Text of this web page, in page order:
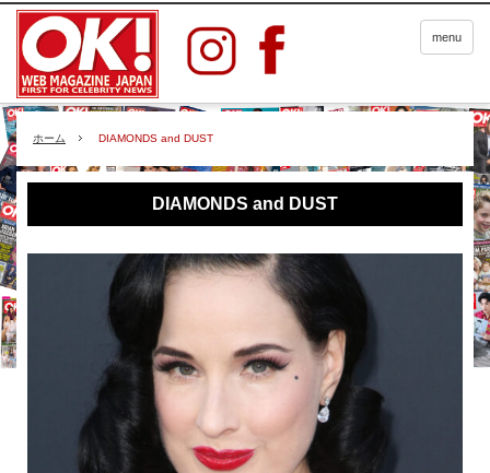
menu
ホーム DIAMONDS and DUST
DIAMONDS and DUST